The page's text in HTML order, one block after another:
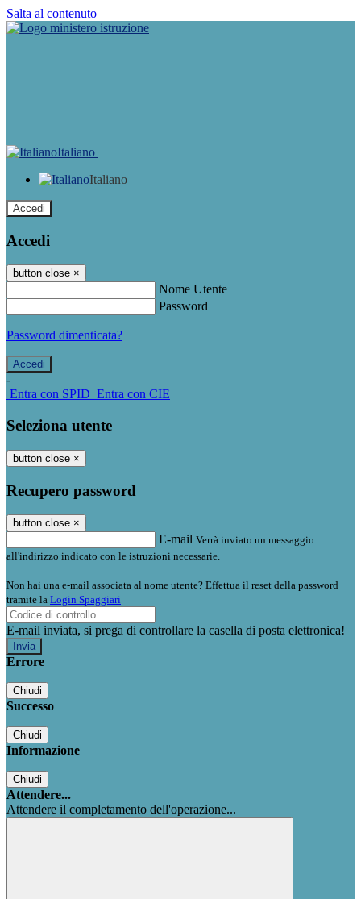
Salta al contenuto
Italiano
Italiano
Accedi
Accedi
button close ×
Nome Utente
Password
Password dimenticata?
-
Entra con SPID Entra con CIE
Seleziona utente
button close ×
Recupero password
button close ×
E-mail Verrà inviato un messaggio
all'indirizzo indicato con le istruzioni necessarie.
Non hai una e-mail associata al nome utente? Effettua il reset della password
tramite la Login Spaggiari
E-mail inviata, si prega di controllare la casella di posta elettronica!
Errore
Chiudi
Successo
Chiudi
Informazione
Chiudi
Attendere...
Attendere il completamento dell'operazione...